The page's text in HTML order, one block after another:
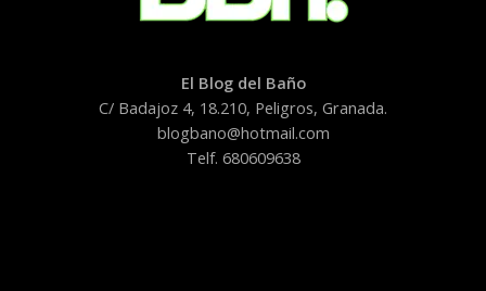
El Blog del Baño
C/ Badajoz 4, 18.210, Peligros, Granada.
blogbano@hotmail.com
Telf. 680609638